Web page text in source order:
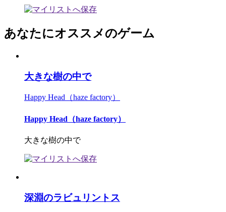
あなたにオススメのゲーム
大きな樹の中で
Happy Head（haze factory）
Happy Head（haze factory）
大きな樹の中で
深淵のラビュリントス